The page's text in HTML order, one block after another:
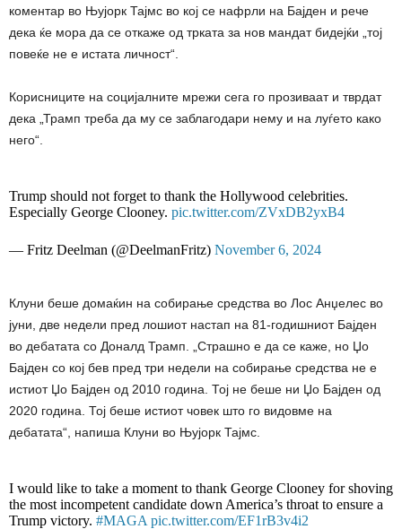
коментар во Њујорк Тајмс во кој се нафрли на Бајден и рече
дека ќе мора да се откаже од трката за нов мандат бидејќи „тој
повеќе не е истата личност“.
Корисниците на социјалните мрежи сега го прозиваат и тврдат
дека „Трамп треба да му се заблагодари нему и на луѓето како
него“.
Trump should not forget to thank the Hollywood celebrities.
Especially George Clooney. pic.twitter.com/ZVxDB2yxB4
— Fritz Deelman (@DeelmanFritz) November 6, 2024
Клуни беше домаќин на собирање средства во Лос Анџелес во
јуни, две недели пред лошиот настап на 81-годишниот Бајден
во дебатата со Доналд Трамп. „Страшно е да се каже, но Џо
Бајден со кој бев пред три недели на собирање средства не е
истиот Џо Бајден од 2010 година. Тој не беше ни Џо Бајден од
2020 година. Тој беше истиот човек што го видовме на
дебатата“, напиша Клуни во Њујорк Тајмс.
I would like to take a moment to thank George Clooney for shoving
the most incompetent candidate down America’s throat to ensure a
Trump victory. #MAGA pic.twitter.com/EF1rB3v4i2